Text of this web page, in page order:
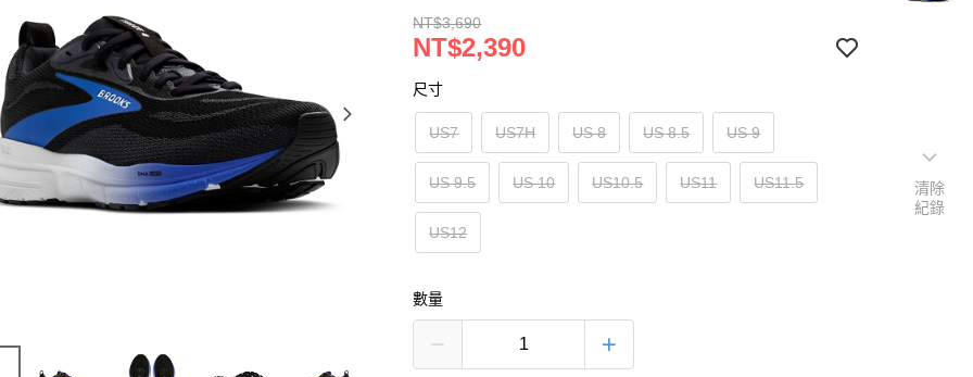
NT$3,690
NT$2,390
尺寸
US7 US7H US 8 US 8.5 US 9
US 9.5 US 10 US10.5 US11 US11.5
US12
數量
清除
紀錄